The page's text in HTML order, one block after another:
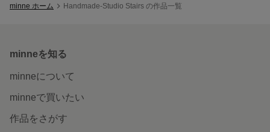
minne ホーム Handmade-Studio Stairs の作品一覧
minneを知る
minneについて
minneで買いたい
作品をさがす